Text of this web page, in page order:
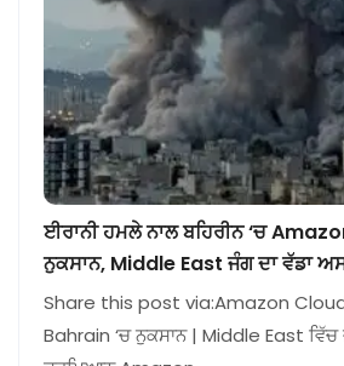
ਈਰਾਨੀ ਹਮਲੇ ਨਾਲ ਬਹਿਰੀਨ ‘ਚ
ਨੁਕਸਾਨ, Middle East ਜੰਗ ਦਾ ਵੱਡਾ
Share this post via:Amazon Cloud
Bahrain ‘ਚ ਨੁਕਸਾਨ | Middle East ਵਿੱਚ